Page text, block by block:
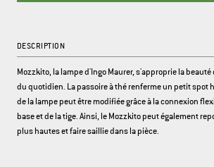
DESCRIPTION
Mozzkito, la lampe d'Ingo Maurer, s'approprie la
du quotidien. La passoire à thé renferme un petit spot
de la lampe peut être modifiée grâce à la connexion
base et de la tige. Ainsi, le Mozzkito peut également
plus hautes et faire saillie dans la pièce.